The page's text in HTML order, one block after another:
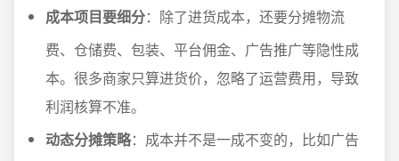
成本项目要细分：除了进货成本，还要分摊物流
费、仓储费、包装、平台佣金、广告推广等隐性成
本。很多商家只算进货价，忽略了运营费用，导致
利润核算不准。
动态分摊策略：成本并不是一成不变的，比如广告